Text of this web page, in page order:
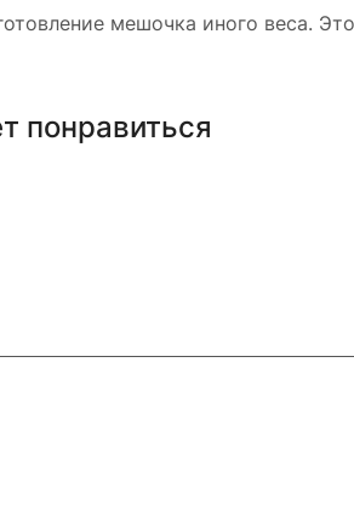
мешочка иного веса.
понравиться